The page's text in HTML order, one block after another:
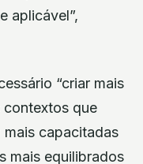
aplicável”,
“criar mais
contextos que
mais capacitadas
mais equilibrados